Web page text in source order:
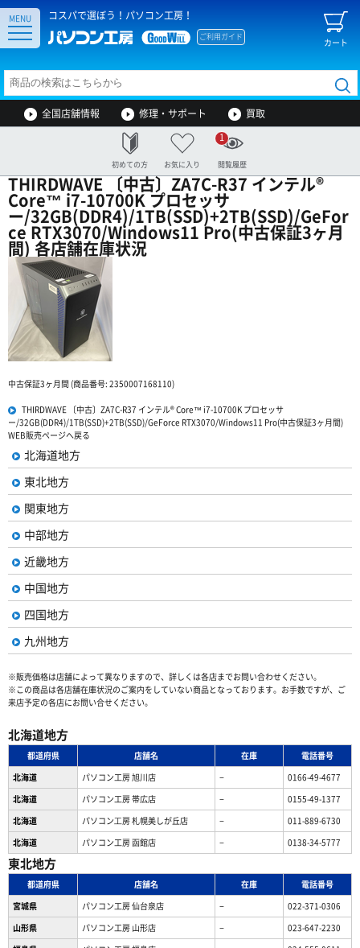
コスパで選ぼう！パソコン工房！
カート
ご利用ガイド
MENU
全国店舗情報 修理・サポート 買取
初めての方 お気に入り 閲覧履歴
1
THIRDWAVE 〔中古〕ZA7C-R37 インテル®
Core™ i7-10700K プロセッサ
ー/32GB(DDR4)/1TB(SSD)+2TB(SSD)/GeFor
ce RTX3070/Windows11 Pro(中古保証3ヶ月
間) 各店舗在庫状況
中古保証3ヶ月間 (商品番号: 2350007168110)
THIRDWAVE 〔中古〕ZA7C-R37 インテル® Core™ i7-10700K プロセッサ
ー/32GB(DDR4)/1TB(SSD)+2TB(SSD)/GeForce RTX3070/Windows11 Pro(中古保証3ヶ月間)
WEB販売ページへ戻る
北海道地方
東北地方
関東地方
中部地方
近畿地方
中国地方
四国地方
九州地方
※販売価格は店舗によって異なりますので、詳しくは各店までお問い合わせください。
※この商品は各店舗在庫状況のご案内をしていない商品となっております。お手数ですが、ご
来店予定の各店にお問い合せください。
北海道地方
都道府県 店舗名 在庫
電話番号
北海道
パソコン工房 旭川店 −
0166-49-4677
北海道
パソコン工房 帯広店 −
0155-49-1377
北海道
パソコン⼯房 札幌美しが丘店 −
011-889-6730
北海道
パソコン工房 函館店 − 0138-34-5777
東北地方
都道府県 店舗名 在庫
電話番号
宮城県
パソコン工房 仙台泉店 −
022-371-0306
山形県
パソコン工房 山形店 −
023-647-2230